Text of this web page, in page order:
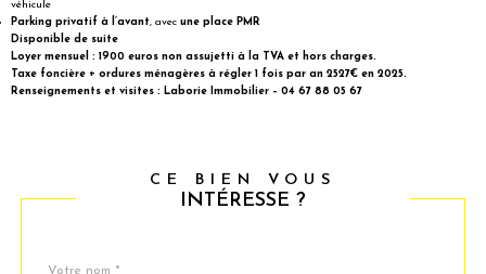
véhicule
Parking privatif à l’avant
, avec une place PMR
Disponible de suite
Loyer mensuel : 1900 euros non assujetti à la TVA et hors charges.
Taxe foncière + ordures ménagères à régler 1 fois par an 2527€ en 2025.
Renseignements et visites : Laborie Immobilier – 04 67 88 05 67
CE BIEN VOUS
INTÉRESSE ?